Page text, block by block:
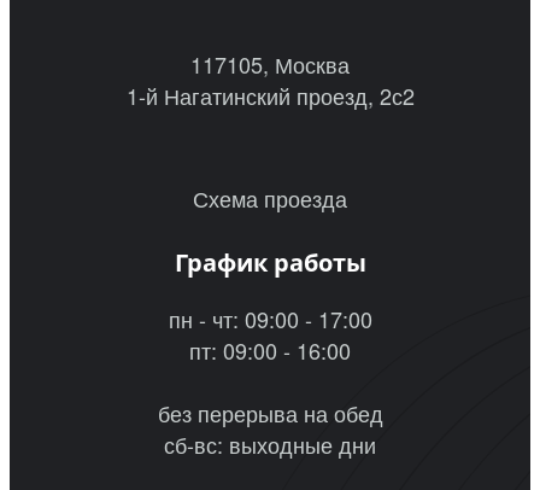
117105, Москва
1-й Нагатинский проезд, 2с2
Схема проезда
График работы
пн - чт: 09:00 - 17:00
пт: 09:00 - 16:00
без перерыва на обед
сб-вс: выходные дни